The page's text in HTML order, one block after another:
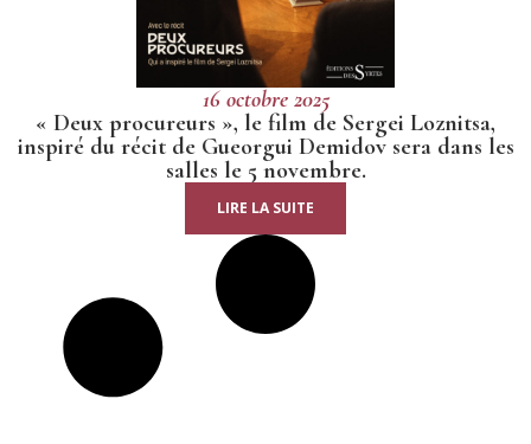
16 octobre 2025
« Deux procureurs », le film de Sergei Loznitsa,
inspiré du récit de Gueorgui Demidov sera dans les
salles le 5 novembre.
LIRE LA SUITE